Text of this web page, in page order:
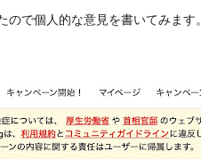
ので個人的な意見を書いてみます。